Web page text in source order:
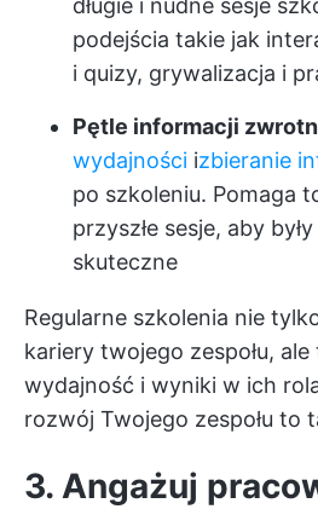
długie i nudne sesje
podejścia takie jak
i quizy, grywalizacja i
Pętle informacji
wydajności izbieranie
po szkoleniu. Pomaga
przyszłe sesje, aby
skuteczne
Regularne szkolenia nie
kariery twojego zespołu,
wydajność i wyniki w ich
rozwój Twojego zespołu to
3. Angażuj